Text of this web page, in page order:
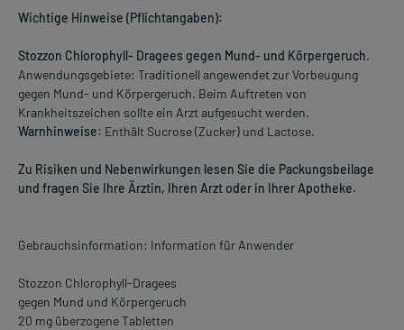
Wichtige Hinweise (Pflichtangaben):
Stozzon Chlorophyll- Dragees gegen Mund- und Körpergeruch.
Anwendungsgebiete: Traditionell angewendet zur Vorbeugung
gegen Mund- und Körpergeruch. Beim Auftreten von
Krankheitszeichen sollte ein Arzt aufgesucht werden.
Warnhinweise: Enthält Sucrose (Zucker) und Lactose.
Zu Risiken und Nebenwirkungen lesen Sie die Packungsbeilage
und fragen Sie Ihre Ärztin, Ihren Arzt oder in Ihrer Apotheke.
Gebrauchsinformation: Information für Anwender
Stozzon Chlorophyll-Dragees
gegen Mund und Körpergeruch
20 mg überzogene Tabletten